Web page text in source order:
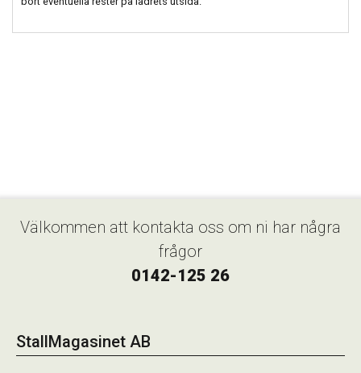
Välkommen att kontakta oss om ni har några
frågor
0142-125 26
StallMagasinet AB